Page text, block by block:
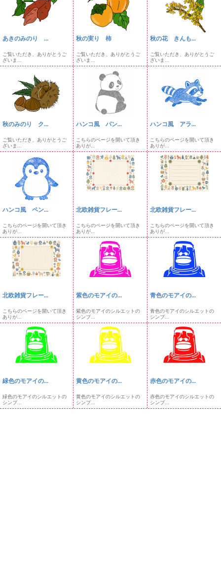
あきのみのり ...
ご覧いただき、ありがとうご
ざいま...
秋の実り 柿
ご覧いただき、ありがとうご
ざいま...
秋の花 きんも...
ご覧いただき、ありがとうご
ざいま...
秋のみのり ク...
ご覧いただき、ありがとうご
ざいま...
ハンコ風 パン...
こちらのページを開いて頂き
ありが...
ハンコ風 アラ...
こちらのページを開いて頂き
ありが...
ハンコ風 ペン...
こちらのページを開いて頂き
ありが...
北欧雑貨フレー...
こちらのページを開いて頂き
ありが...
北欧雑貨フレー...
こちらのページを開いて頂き
ありが...
北欧雑貨フレー...
こちらのページを開いて頂き
ありが...
紫色のモアイの...
紫色のモアイのシルエットの
シンプ...
青色のモアイの...
青色のモアイのシルエットの
シンプ...
緑色のモアイの...
緑色のモアイのシルエットの
シンプ...
黄色のモアイの...
黄色のモアイのシルエットの
シンプ...
赤色のモアイの...
赤色のモアイのシルエットの
シンプ...